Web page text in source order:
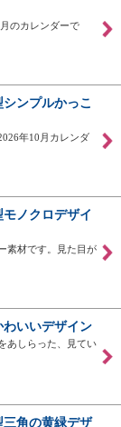
のカレンダーで
ンプルかっこ
年10月カレンダ
ノクロデザイ
素材です。見た目が
わいいデザイン
あしらった、見てい
三角の黄緑デザ